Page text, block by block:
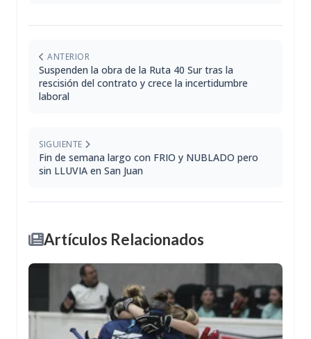
ANTERIOR
Suspenden la obra de la Ruta 40 Sur tras la
rescisión del contrato y crece la incertidumbre
laboral
SIGUIENTE
Fin de semana largo con FRIO y NUBLADO pero
sin LLUVIA en San Juan
Artículos Relacionados